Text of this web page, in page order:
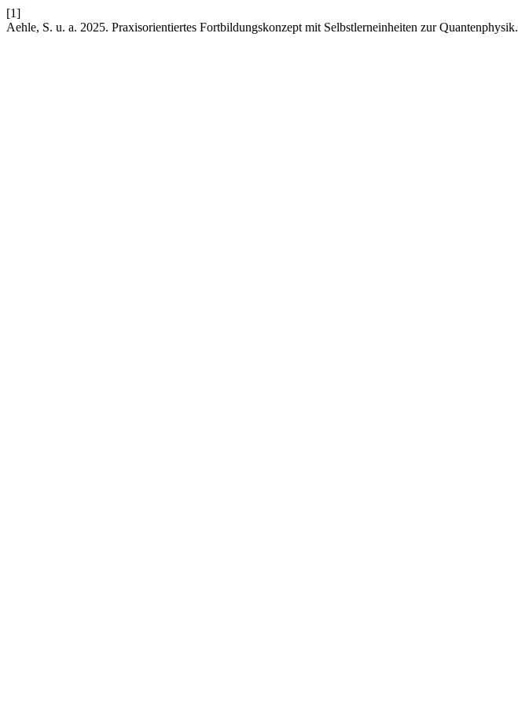
[1]
Aehle, S. u. a. 2025. Praxisorientiertes Fortbildungskonzept mit Selbstlerneinheiten zur Quantenphysik.